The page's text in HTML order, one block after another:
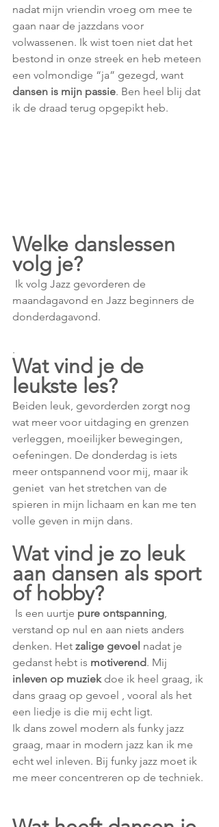
nadat mijn vriendin vroeg om mee te
gaan naar de jazzdans voor
volwassenen. Ik wist toen niet dat het
bestond in onze streek en heb meteen
een volmondige “ja” gezegd, want
dansen is mijn passie. Ben heel blij dat
ik de draad terug opgepikt heb.
Welke danslessen
volg je?
maandagavond en Jazz beginners de
donderdagavond.
.
Wat vind je de
leukste les?
Beiden leuk, gevorderden zorgt nog
wat meer voor uitdaging en grenzen
verleggen, moeilijker bewegingen,
oefeningen. De donderdag is iets
meer ontspannend voor mij, maar ik
geniet  van het stretchen van de
spieren in mijn lichaam en kan me ten
volle geven in mijn dans.
Wat vind je zo leuk
aan dansen als sport
of hobby?
Is een uurtje pure ontspanning,
verstand op nul en aan niets anders
denken. Het zalige gevoel nadat je
gedanst hebt is motiverend. Mij
inleven op muziek doe ik heel graag, ik
dans graag op gevoel , vooral als het
een liedje is die mij echt ligt.
Ik dans zowel modern als funky jazz
graag, maar in modern jazz kan ik me
echt wel inleven. Bij funky jazz moet ik
me meer concentreren op de techniek.